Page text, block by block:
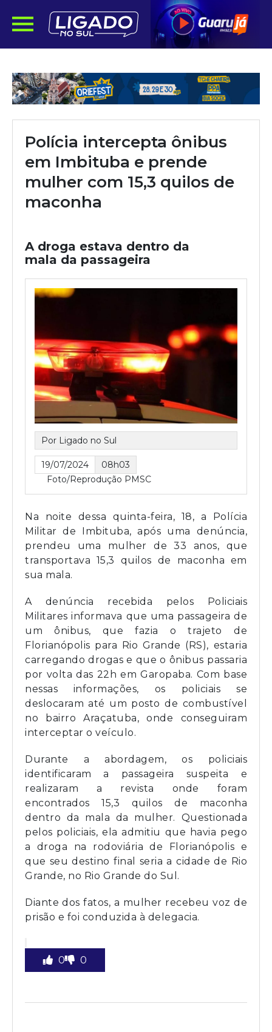
Polícia intercepta ônibus
em Imbituba e prende
mulher com 15,3 quilos de
maconha
A droga estava dentro da
mala da passageira
Por Ligado no Sul
19/07/2024
08h03
Foto/Reprodução PMSC
Na noite dessa quinta-feira, 18, a Polícia
Militar de Imbituba, após uma denúncia,
prendeu uma mulher de 33 anos, que
transportava 15,3 quilos de maconha em
sua mala.
A denúncia recebida pelos Policiais
Militares informava que uma passageira de
um ônibus, que fazia o trajeto de
Florianópolis para Rio Grande (RS), estaria
carregando drogas e que o ônibus passaria
por volta das 22h em Garopaba. Com base
nessas informações, os policiais se
deslocaram até um posto de combustível
no bairro Araçatuba, onde conseguiram
interceptar o veículo.
Durante a abordagem, os policiais
identificaram a passageira suspeita e
realizaram a revista onde foram
encontrados 15,3 quilos de maconha
dentro da mala da mulher. Questionada
pelos policiais, ela admitiu que havia pego
a droga na rodoviária de Florianópolis e
que seu destino final seria a cidade de Rio
Grande, no Rio Grande do Sul.
Diante dos fatos, a mulher recebeu voz de
prisão e foi conduzida à delegacia.
0 0